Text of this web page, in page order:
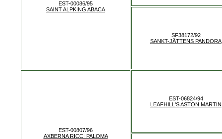
EST-00086/95
SAINT ALPKING ABACA
SF38172/92
SANKT-JÄTTENS PANDORA
EST-00807/96
AXBERNA RICCI PALOMA
EST-06824/94
LEAFHILL'S ASTON MARTIN